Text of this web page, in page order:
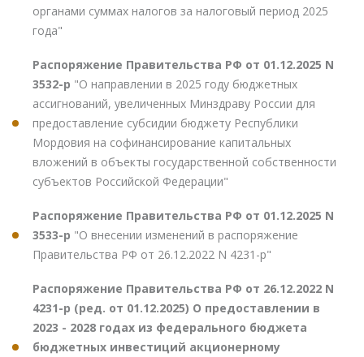
органами суммах налогов за налоговый период 2025
года"
Распоряжение Правительства РФ от 01.12.2025 N
3532-р "О направлении в 2025 году бюджетных
ассигнований, увеличенных Минздраву России для
предоставление субсидии бюджету Республики
Мордовия на софинансирование капитальных
вложений в объекты государственной собственности
субъектов Российской Федерации"
Распоряжение Правительства РФ от 01.12.2025 N
3533-р "О внесении изменений в распоряжение
Правительства РФ от 26.12.2022 N 4231-р"
Распоряжение Правительства РФ от 26.12.2022 N
4231-р (ред. от 01.12.2025) О предоставлении в
2023 - 2028 годах из федерального бюджета
бюджетных инвестиций акционерному